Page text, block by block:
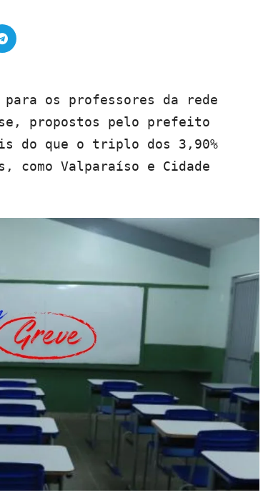
os professores da rede
propostos pelo prefeito
do que o triplo dos 3,90%
como Valparaíso e Cidade